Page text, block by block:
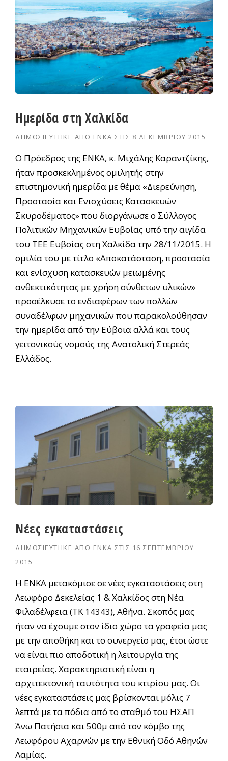
Ημερίδα στη Χαλκίδα
ΔΗΜΟΣΙΕΎΤΗΚΕ ΑΠΌ ΕΝΚΑ ΣΤΙΣ 8 ΔΕΚΕΜΒΡΊΟΥ 2015
Ο Πρόεδρος της ΕΝΚΑ, κ. Μιχάλης Καραντζίκης,
ήταν προσκεκλημένος ομιλητής στην
επιστημονική ημερίδα με θέμα «Διερεύνηση,
Προστασία και Ενισχύσεις Κατασκευών
Σκυροδέματος» που διοργάνωσε ο Σύλλογος
Πολιτικών Μηχανικών Ευβοίας υπό την αιγίδα
του ΤΕΕ Ευβοίας στη Χαλκίδα την 28/11/2015. Η
ομιλία του με τίτλο «Αποκατάσταση, προστασία
και ενίσχυση κατασκευών μειωμένης
ανθεκτικότητας με χρήση σύνθετων υλικών»
προσέλκυσε το ενδιαφέρων των πολλών
συναδέλφων μηχανικών που παρακολούθησαν
την ημερίδα από την Εύβοια αλλά και τους
γειτονικούς νομούς της Ανατολική Στερεάς
Ελλάδος.
Νέες εγκαταστάσεις
ΔΗΜΟΣΙΕΎΤΗΚΕ ΑΠΌ ΕΝΚΑ ΣΤΙΣ 16 ΣΕΠΤΕΜΒΡΊΟΥ
2015
Η ΕΝΚΑ μετακόμισε σε νέες εγκαταστάσεις στη
Λεωφόρο Δεκελείας 1 & Χαλκίδος στη Νέα
Φιλαδέλφεια (ΤΚ 14343), Αθήνα. Σκοπός μας
ήταν να έχουμε στον ίδιο χώρο τα γραφεία μας
με την αποθήκη και το συνεργείο μας, έτσι ώστε
να είναι πιο αποδοτική η λειτουργία της
εταιρείας. Χαρακτηριστική είναι η
αρχιτεκτονική ταυτότητα του κτιρίου μας. Οι
νέες εγκαταστάσεις μας βρίσκονται μόλις 7
λεπτά με τα πόδια από το σταθμό του ΗΣΑΠ
Άνω Πατήσια και 500μ από τον κόμβο της
Λεωφόρου Αχαρνών με την Εθνική Οδό Αθηνών
Λαμίας.